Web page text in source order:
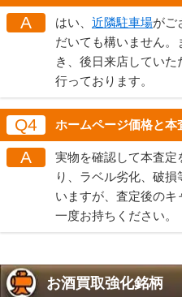
A はい、 近隣駐車場がご
だいても構いません
き、後日来店していた
行っております。
Q4 ホームページ価格と本
A
実物を確認して本査
り、ラベル劣化、破
いますが、査定後の
一度お持ちください。
お酒買取強化銘柄